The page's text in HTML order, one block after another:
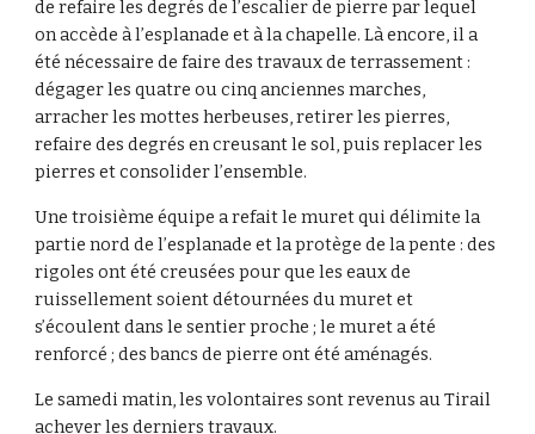
de refaire les degrés de l’escalier de pierre par lequel
on accède à l’esplanade et à la chapelle. Là encore, il a
été nécessaire de faire des travaux de terrassement :
dégager les quatre ou cinq anciennes marches,
arracher les mottes herbeuses, retirer les pierres,
refaire des degrés en creusant le sol, puis replacer les
pierres et consolider l’ensemble.
Une troisième équipe a refait le muret qui délimite la
partie nord de l’esplanade et la protège de la pente : des
rigoles ont été creusées pour que les eaux de
ruissellement soient détournées du muret et
s’écoulent dans le sentier proche ; le muret a été
renforcé ; des bancs de pierre ont été aménagés.
Le samedi matin, les volontaires sont revenus au Tirail
achever les derniers travaux.